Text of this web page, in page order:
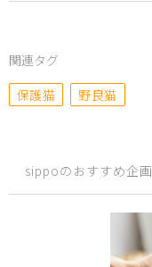
関連タグ
保護猫
野良猫
sippoのおすすめ企画